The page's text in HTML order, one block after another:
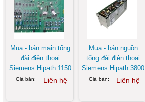
Mua - bán main tổng
đài điện thoại
Siemens Hipath 1150
Giá bán: Liên hệ
Mua - bán nguồn
tổng đài điện thoại
Siemens Hipath 3800
Giá bán: Liên hệ